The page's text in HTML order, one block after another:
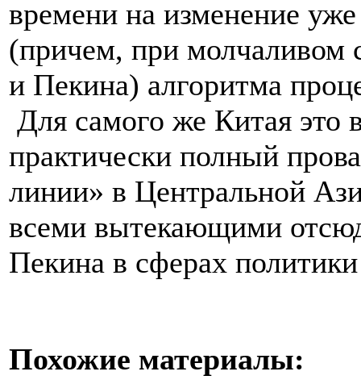
времени на изменение
(причем, при молчаливом
и Пекина) алгоритма
Для самого же Китая это
практически полный
линии» в Центральной
всеми вытекающими
Пекина в сферах
Похожие материалы: